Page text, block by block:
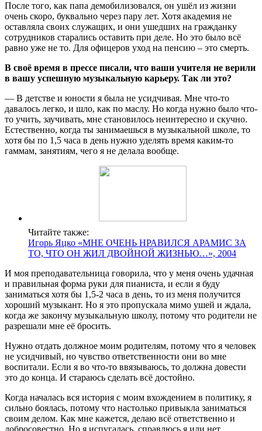
После того, как папа демобилизовался, он ушёл из жизни
очень скоро, буквально через пару лет. Хотя академия не
оставляла своих служащих, и они ушедших на гражданку
сотрудников старались оставить при деле. Но это было всё
равно уже не то. Для офицеров уход на пенсию – это смерть.
В своё время в прессе писали, что ваши учителя не верили
в вашу успешную музыкальную карьеру. Так ли это?
— В детстве и юности я была не усидчивая. Мне что-то
давалось легко, и шло, как по маслу. Но когда нужно было что-
то учить, заучивать, мне становилось неинтересно и скучно.
Естественно, когда ты занимаешься в музыкальной школе, то
хотя бы по 1,5 часа в день нужно уделять время каким-то
гаммам, занятиям, чего я не делала вообще.
Читайте также:
Игорь Яцко «МНЕ ОЧЕНЬ НРАВИЛСЯ АРАМИС ЗА
ТО, ЧТО ОН ЖИЛ ДВОЙНОЙ ЖИЗНЬЮ…», 2004
И моя преподавательница говорила, что у меня очень удачная
и правильная форма руки для пианиста, и если я буду
заниматься хотя бы 1,5-2 часа в день, то из меня получится
хороший музыкант. Но я это пропускала мимо ушей и ждала,
когда же закончу музыкальную школу, потому что родители не
разрешали мне её бросить.
Нужно отдать должное моим родителям, потому что я человек
не усидчивый, но чувство ответственности они во мне
воспитали. Если я во что-то ввязываюсь, то должна довести
это до конца. И стараюсь сделать всё достойно.
Когда началась вся история с моим вхождением в политику, я
сильно боялась, потому что настолько привыкла заниматься
своим делом. Как мне кажется, делаю всё ответственно и